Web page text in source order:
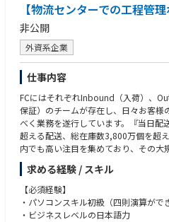
ーの導入や工程の見直しなどを検討し
定期的なミーティングを実施し、技術
プランの策定も行います。
■業務上で発生したトラブルや問題の
例えば、コンベアが停止した際のリカ
商品がデリバリーステーション内で滞
人員配置や対応方法などを検討します
■上記以外のミーティングの司会進行
実績報告など日々実施される各種指標
ーション、議論の取りまとめなどを担
A day in the life
※勤務は夜勤を含む3交代制のシフト勤
・問題解決能力（課題発見時にあら
題解決することができる。）
・基本PCスキル（ Outlook, Word,
業務上で有効に使用し、必要な分析・
【物流センターでの工程管理
非公開
外資系企業
仕事内容
FCにはそれぞれInbound（入荷）、
保証）のチームが存在し、日々お客
べく業務を遂行しています。『当日
超える配送、総在庫数3,800万個を超
内でも高い注目を集めており、その大
向上や品質向上の一端を担っていただ
ていくビジネスの根幹を支えていただ
工程管理マネージャーのサポートのも
求める経験 / スキル
【必須経験】
・パソコンスキル初級（四則演算がで
・ビジネスレベルの日本語力